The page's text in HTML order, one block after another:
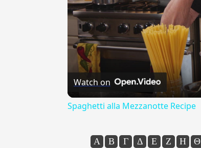
Watch on
Spaghetti alla Mezzanotte Recipe
Α Β Γ Δ Ε Ζ Η Θ